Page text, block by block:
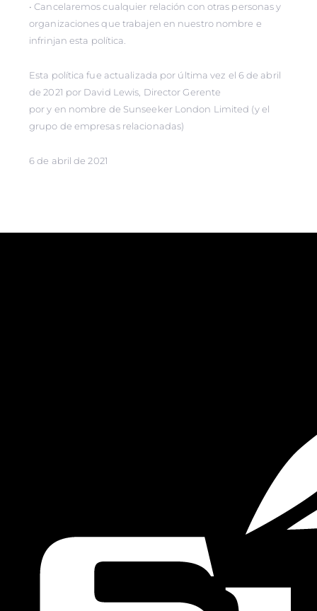
• Cancelaremos cualquier relación con otras personas y
organizaciones que trabajen en nuestro nombre e
infrinjan esta política.
Esta política fue actualizada por última vez el 6 de abril
de 2021 por David Lewis, Director Gerente
por y en nombre de Sunseeker London Limited (y el
grupo de empresas relacionadas)
6 de abril de 2021